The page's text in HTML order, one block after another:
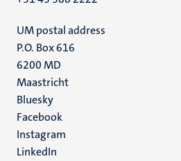
UM postal address
P.O. Box 616
6200 MD
Maastricht
Social
media
Bluesky
Facebook
Instagram
LinkedIn